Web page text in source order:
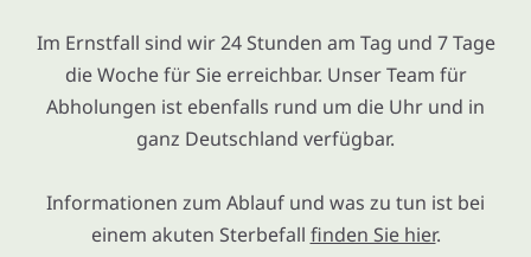
Im Ernstfall sind wir 24 Stunden am Tag und 7 Tage
die Woche für Sie erreichbar. Unser Team für
Abholungen ist ebenfalls rund um die Uhr und in
ganz Deutschland verfügbar.
Informationen zum Ablauf und was zu tun ist bei
einem akuten Sterbefall finden Sie hier.